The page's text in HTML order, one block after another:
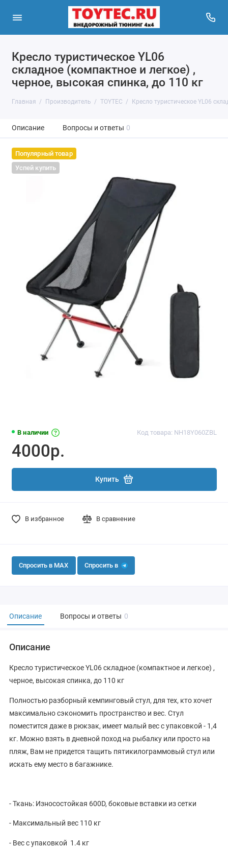
Кресло туристическое YL06
складное (компактное и легкое) ,
черное, высокая спинка, до 110 кг
Главная Производитель TOYTEC Кресло туристическое YL06
Описание Вопросы и ответы 0
Популярный товар
Успей купить
В наличии Код товара: NH18Y060ZBL
4000р.
Купить
В избранное В сравнение
Спросить в MAX Спросить в
Описание Вопросы и ответы 0
Описание
Кресло туристическое YL06 складное (компактное и легкое) ,
черное, высокая спинка, до 110 кг
Полностью разборный кемпинговый стул, для тех, кто хочет
максимально сэкономить пространство и вес. Стул
поместится даже в рюкзак, имеет малый вес с упаковкой - 1,4
кг. Можно взять в дневной поход на рыбалку или просто на
пляж, Вам не придется тащить пятикилограммовый стул или
искать ему место в багажнике.
- Ткань: Износостойкая 600D, боковые вставки из сетки
- Максимальный вес 110 кг
- Вес с упаковкой 1.4 кг